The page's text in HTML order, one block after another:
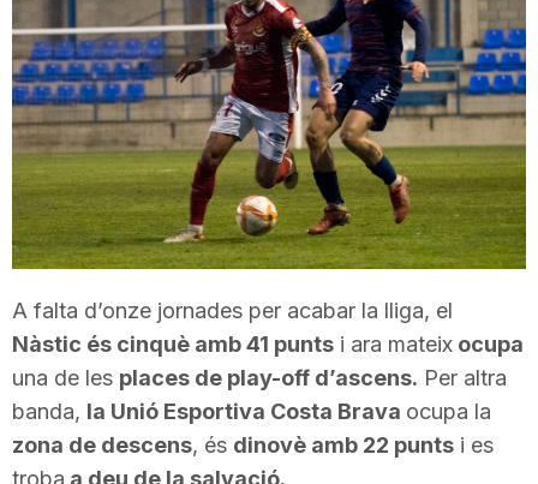
d
e
T
r
A falta d’onze jornades per acabar la lliga, el
Nàstic és cinquè amb 41 punts i ara mateix ocupa
una de les places de play-off d’ascens. Per altra
banda, la Unió Esportiva Costa Brava ocupa la
zona de descens, és dinovè amb 22 punts i es